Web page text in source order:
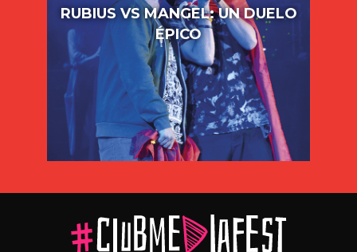
RUBIUS VS MANGEL: UN DUELO
ÉPICO